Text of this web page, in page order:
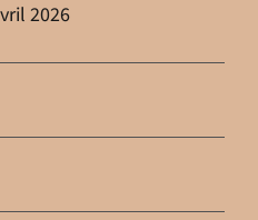
2026